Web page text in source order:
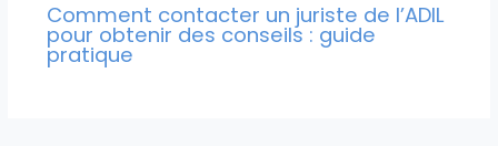
Comment contacter un juriste de l’ADIL
pour obtenir des conseils : guide
pratique